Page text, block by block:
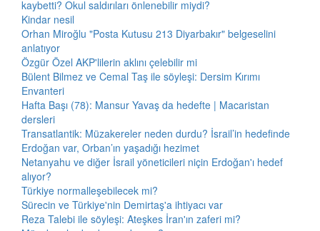
kaybetti? Okul saldırıları önlenebilir miydi?
Kindar nesil
Orhan Miroğlu "Posta Kutusu 213 Diyarbakır" belgeselini
anlatıyor
Özgür Özel AKP'lilerin aklını çelebilir mi
Bülent Bilmez ve Cemal Taş ile söyleşi: Dersim Kırımı
Envanteri
Hafta Başı (78): Mansur Yavaş da hedefte | Macaristan
dersleri
Transatlantik: Müzakereler neden durdu? İsrail’in hedefinde
Erdoğan var, Orban’ın yaşadığı hezimet
Netanyahu ve diğer İsrail yöneticileri niçin Erdoğan'ı hedef
alıyor?
Türkiye normalleşebilecek mi?
Sürecin ve Türkiye'nin Demirtaş'a ihtiyacı var
Reza Talebi ile söyleşi: Ateşkes İran'ın zaferi mi?